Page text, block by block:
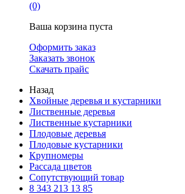
(0)
Ваша корзина пуста
Оформить заказ
Заказать звонок
Скачать прайс
Назад
Хвойные деревья и кустарники
Лиственные деревья
Лиственные кустарники
Плодовые деревья
Плодовые кустарники
Крупномеры
Рассада цветов
Сопутствующий товар
8 343 213 13 85